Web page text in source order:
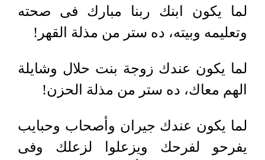
لما يكون ابنك ربنا مبارك فى صحته
وتعليمه وبيته، ده ستر من مذلة القهر!
لما يكون عندك زوجة بنت حلال وشايلة
الهم معاك، ده ستر من مذلة الحزن!
لما يكون عندك جيران وأصحاب وحبايب
يفرحو لفرحك ويزعلوا لزعلك وفى